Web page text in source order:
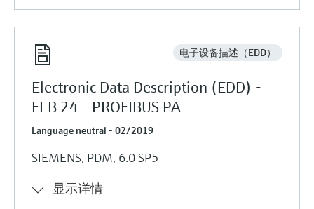
电子设备描述（EDD）
Electronic Data Description (EDD) -
FEB 24 - PROFIBUS PA
Language neutral - 02/2019
SIEMENS, PDM, 6.0 SP5
显示详情